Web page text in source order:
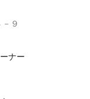
９
ナー